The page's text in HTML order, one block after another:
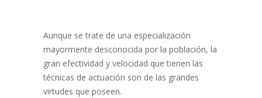
Aunque se trate de una especialización
mayormente desconocida por la población, la
gran efectividad y velocidad que tienen las
técnicas de actuación son de las grandes
virtudes que poseen.